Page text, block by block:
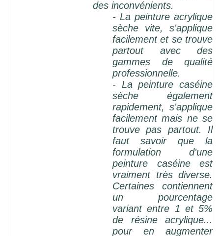
des inconvénients.
- La peinture acrylique
sèche vite, s'applique
facilement et se trouve
partout avec des
gammes de qualité
professionnelle.
- La peinture caséine
sèche également
rapidement, s'applique
facilement mais ne se
trouve pas partout. Il
faut savoir que la
formulation d'une
peinture caséine est
vraiment très diverse.
Certaines contiennent
un pourcentage
variant entre 1 et 5%
de résine acrylique...
pour en augmenter